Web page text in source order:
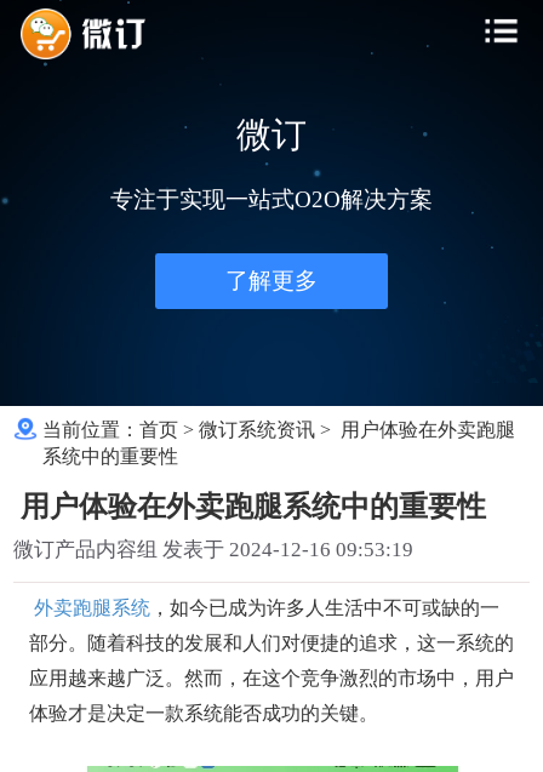
微订
专注于实现一站式O2O解决方案
了解更多
当前位置：首页 >微订系统资讯 > 用户体验在外卖跑腿
系统中的重要性
用户体验在外卖跑腿系统中的重要性
微订产品内容组 发表于 2024-12-16 09:53:19
外卖跑腿系统，如今已成为许多人生活中不可或缺的一
部分。随着科技的发展和人们对便捷的追求，这一系统的
应用越来越广泛。然而，在这个竞争激烈的市场中，用户
体验才是决定一款系统能否成功的关键。